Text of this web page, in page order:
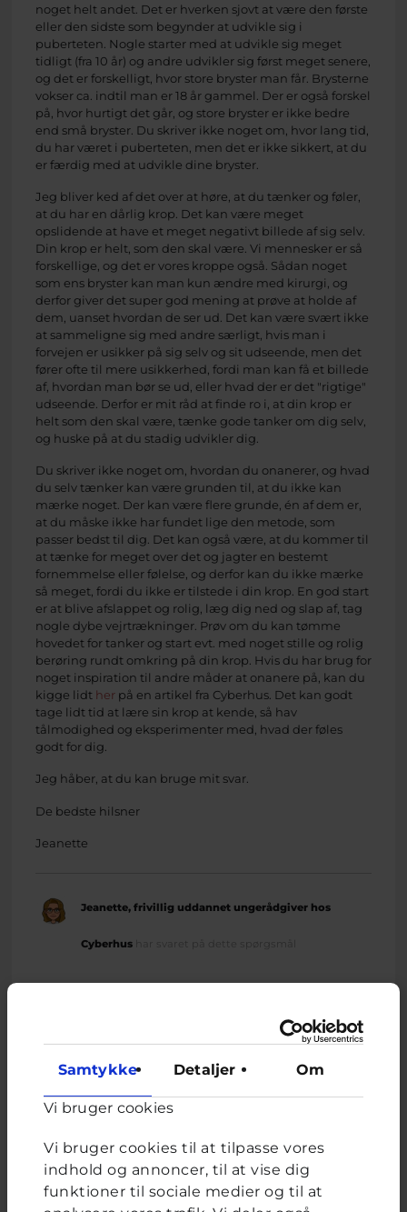
Samtykke Detaljer Om
Vi bruger cookies
Vi bruger cookies til at tilpasse vores
indhold og annoncer, til at vise dig
funktioner til sociale medier og til at
noget helt andet. Det er hverken sjovt at være den første
eller den sidste som begynder at udvikle sig i
puberteten. Nogle starter med at udvikle sig meget
tidligt (fra 10 år) og andre udvikler sig først meget senere,
og det er forskelligt, hvor store bryster man får. Brysterne
vokser ca. indtil man er 18 år gammel. Der er også forskel
på, hvor hurtigt det går, og store bryster er ikke bedre
end små bryster. Du skriver ikke noget om, hvor lang tid,
du har været i puberteten, men det er ikke sikkert, at du
er færdig med at udvikle dine bryster.
Jeg bliver ked af det over at høre, at du tænker og føler,
at du har en dårlig krop. Det kan være meget
opslidende at have et meget negativt billede af sig selv.
Din krop er helt, som den skal være. Vi mennesker er så
forskellige, og det er vores kroppe også. Sådan noget
som ens bryster kan man kun ændre med kirurgi, og
derfor giver det super god mening at prøve at holde af
dem, uanset hvordan de ser ud. Det kan være svært ikke
at sammeligne sig med andre særligt, hvis man i
forvejen er usikker på sig selv og sit udseende, men det
fører ofte til mere usikkerhed, fordi man kan få et billede
af, hvordan man bør se ud, eller hvad der er det "rigtige"
udseende. Derfor er mit råd at finde ro i, at din krop er
helt som den skal være, tænke gode tanker om dig selv,
og huske på at du stadig udvikler dig.
Du skriver ikke noget om, hvordan du onanerer, og hvad
du selv tænker kan være grunden til, at du ikke kan
mærke noget. Der kan være flere grunde, én af dem er,
at du måske ikke har fundet lige den metode, som
passer bedst til dig. Det kan også være, at du kommer til
at tænke for meget over det og jagter en bestemt
fornemmelse eller følelse, og derfor kan du ikke mærke
så meget, fordi du ikke er tilstede i din krop. En god start
er at blive afslappet og rolig, læg dig ned og slap af, tag
nogle dybe vejrtrækninger. Prøv om du kan tømme
hovedet for tanker og start evt. med noget stille og rolig
berøring rundt omkring på din krop. Hvis du har brug for
noget inspiration til andre måder at onanere på, kan du
kigge lidt her på en artikel fra Cyberhus. Det kan godt
tage lidt tid at lære sin krop at kende, så hav
tålmodighed og eksperimenter med, hvad der føles
godt for dig.
Jeg håber, at du kan bruge mit svar.
De bedste hilsner
Jeanette
Jeanette, frivillig uddannet ungerådgiver hos
Cyberhus har svaret på dette spørgsmål
Relateret indhold
Om brevkassen
Brevkassen holder sommerferie, så det er ikke muligt at
oprette et nyt spørgsmål.